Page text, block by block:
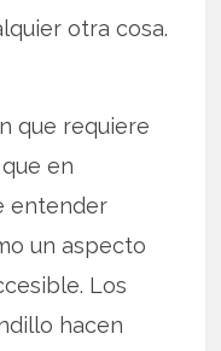
otra cosa.
que requiere
en
entender
un aspecto
Los
hacen